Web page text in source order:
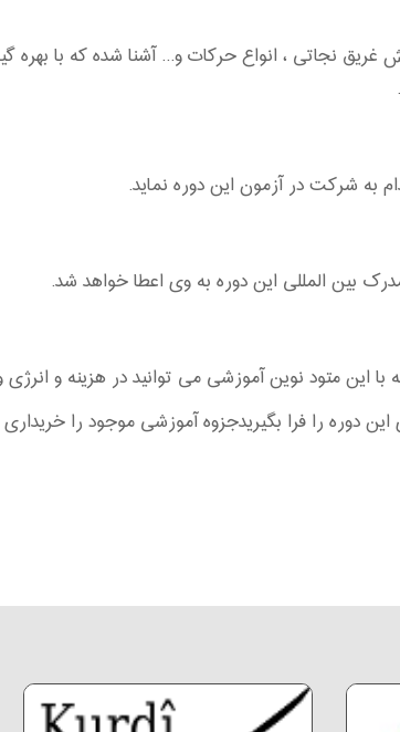
نجاتی ، انواع حرکات و... آشنا شده که با بهره
به شرکت در آزمون این دوره نماید.
بین المللی این دوره به وی اعطا خواهد شد.
دوره را فرا بگیریدجزوه آموزشی موجود را